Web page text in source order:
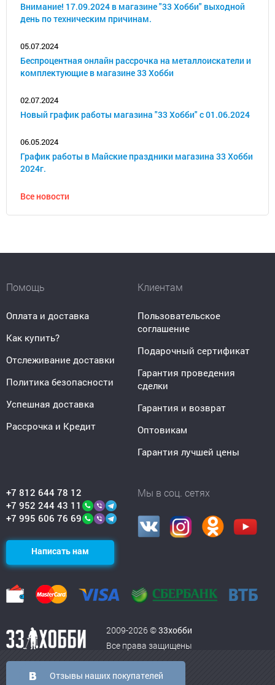
Внимание! 17.09.2024 в магазине "33 Хобби" выходной
день по техническим причинам.
05.07.2024
Беспроцентная онлайн рассрочка на металлоискатели и
комплектующие в магазине 33 Хобби
02.07.2024
Новый график работы магазина "33 Хобби" с 01.06.2024
06.05.2024
График работы в Майские праздники магазина 33 Хобби
2024г.
Все новости
Помощь
Оплата и доставка
Как купить?
Отслеживание доставки
Политика безопасности
Успешная доставка
Рассрочка и Кредит
Клиентам
Пользовательское
соглашение
Подарочный сертификат
Гарантия проведения
сделки
Гарантия и возврат
Оптовикам
Гарантия лучшей цены
+7 812 644 78 12
+7 952 244 43 11
+7 995 606 76 69
Написать нам
Мы в соц. сетях
2009-2026 ©33хобби
Все права защищены
Отзывы наших покупателей